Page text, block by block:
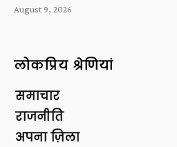
August 9, 2026
लोकप्रिय श्रेणियां
समाचार
राजनीति
अपना ज़िला